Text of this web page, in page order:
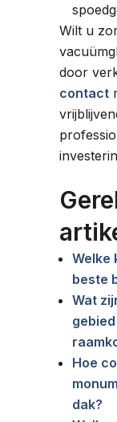
Wilt u
door
contact
Welke
beste
Wat
Hoe
dak?